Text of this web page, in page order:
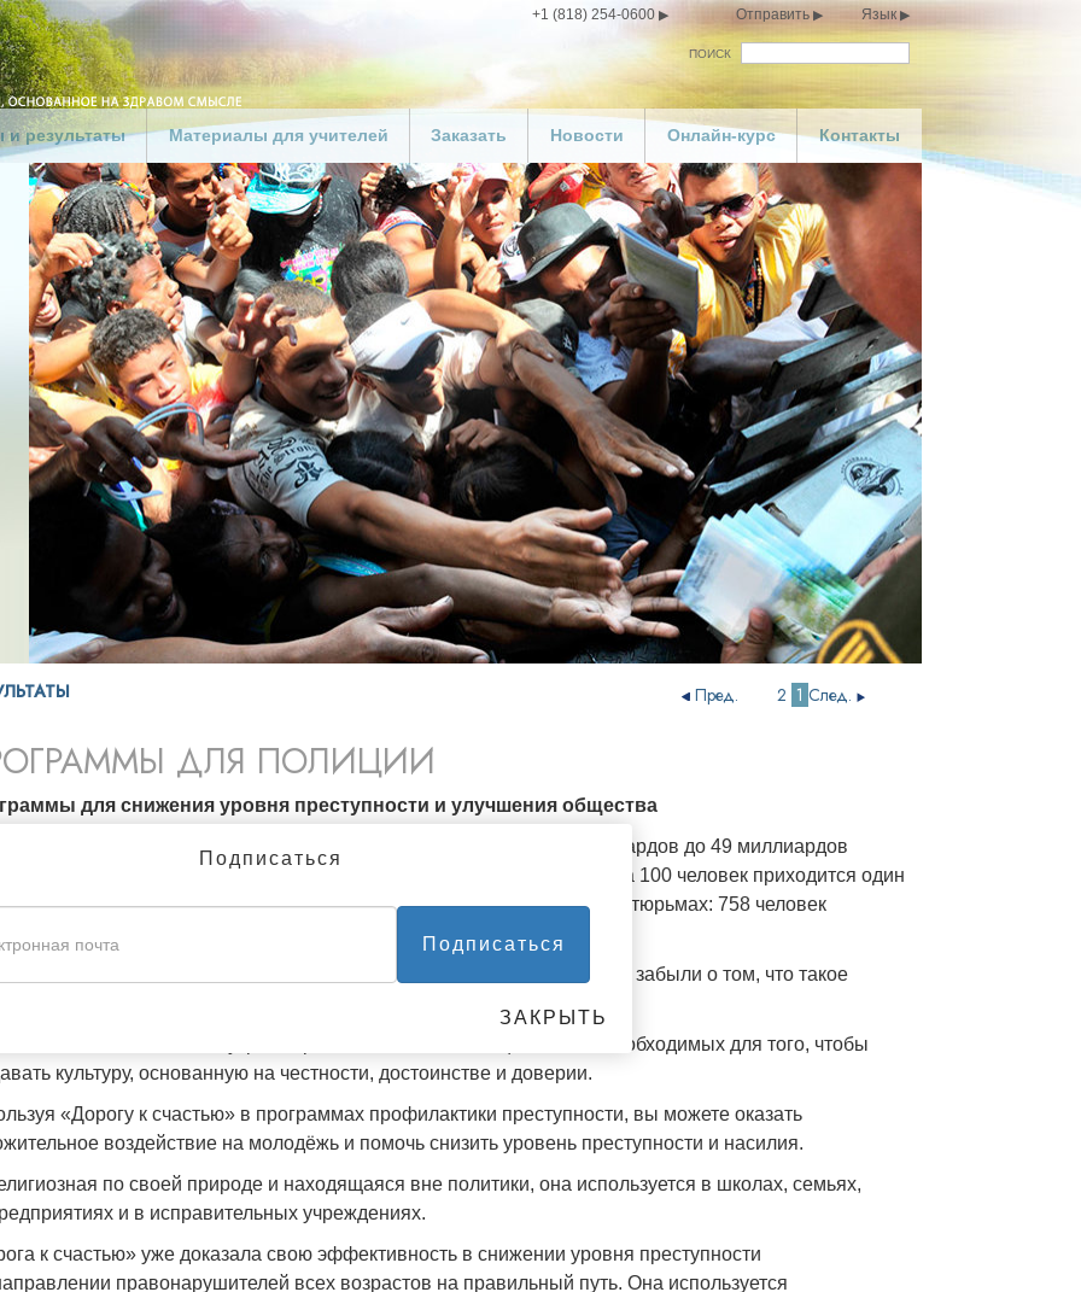
+1 (818) 254-0600 Отправить Язык
ПОИСК
результаты
бизнеса
для
для полиции
зоны
группы
Материалы для учителей
Добро пожаловать,
учителя
Набор материалов для
учителя
Скачать руководство для
учителя
Результаты в школах
Заказать
Создайте свою брошюру
«Дорога к счастью»
Заказать материалы
Пожертвования
Новости Онлайн-курс Контакты
След.
1
2
Пред.
ДЛЯ ПОЛИЦИИ
для снижения уровня преступности и улучшения общества
29 лет бюджет исправительной системы взлетел с 11 миллиардов до 49 миллиардов
Сейчас в тюрьмах США находится 2 319 258 человек, то есть на 100 человек приходится один
В США самый высокий процент населения, содержащегося в тюрьмах: 758 человек
преступность и насилие могут процветать только там, где люди забыли о том, что такое
всего этого лежит утрата нравственных основ и ценностей, необходимых для того, чтобы
культуру, основанную на честности, достоинстве и доверии.
«Дорогу к счастью» в программах профилактики преступности, вы можете оказать
воздействие на молодёжь и помочь снизить уровень преступности и насилия.
по своей природе и находящаяся вне политики, она используется в школах, семьях,
и в исправительных учреждениях.
к счастью» уже доказала свою эффективность в снижении уровня преступности
правонарушителей всех возрастов на правильный путь. Она используется
Подписаться
Подписаться
ЗАКРЫТЬ